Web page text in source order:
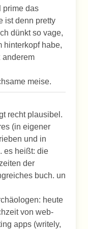
prime das
ist denn pretty
dünkt so vage,
hinterkopf habe,
anderem
meise.
recht plausibel.
(in eigener
und in
es heißt: die
der
buch. un
heute
von web-
apps (writely,